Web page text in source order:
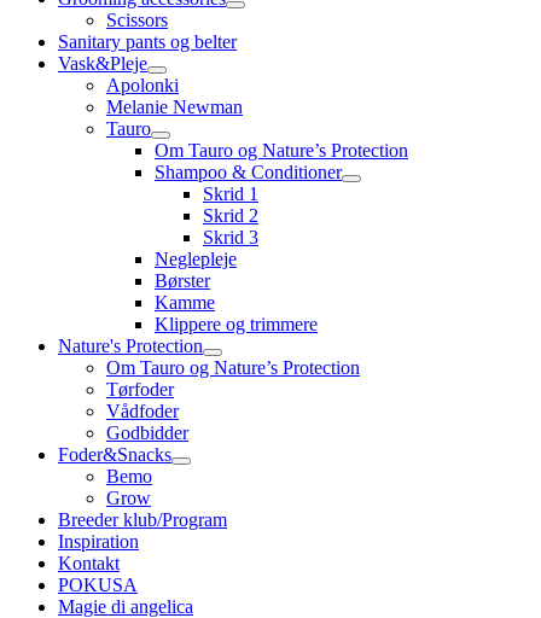
Scissors
Sanitary pants og belter
Vask&Pleje
Apolonki
Melanie Newman
Tauro
Om Tauro og Nature’s Protection
Shampoo & Conditioner
Skrid 1
Skrid 2
Skrid 3
Neglepleje
Børster
Kamme
Klippere og trimmere
Nature's Protection
Om Tauro og Nature’s Protection
Tørfoder
Vådfoder
Godbidder
Foder&Snacks
Bemo
Grow
Breeder klub/Program
Inspiration
Kontakt
POKUSA
Magie di angelica